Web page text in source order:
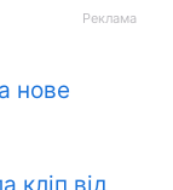
нове
кліп від